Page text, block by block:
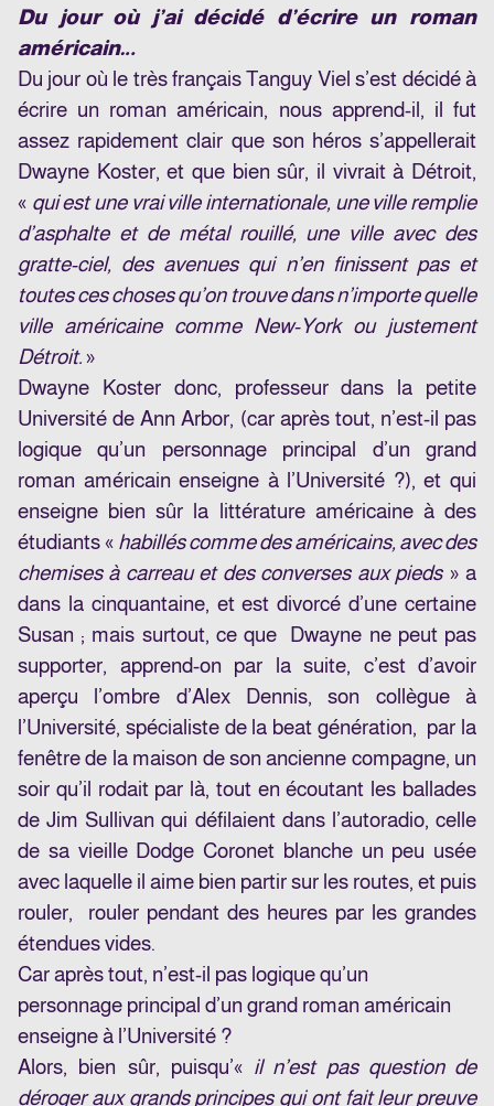
Du jour où j’ai décidé d’écrire un roman
américain…
Du jour où le très français Tanguy Viel s’est décidé à
écrire un roman américain, nous apprend-il, il fut
assez rapidement clair que son héros s’appellerait
Dwayne Koster, et que bien sûr, il vivrait à Détroit,
« qui est une vrai ville internationale, une ville remplie
d’asphalte et de métal rouillé, une ville avec des
gratte-ciel, des avenues qui n’en finissent pas et
toutes ces choses qu’on trouve dans n’importe quelle
ville américaine comme New-York ou justement
Détroit. »
Dwayne Koster donc, professeur dans la petite
Université de Ann Arbor, (car après tout, n’est-il pas
logique qu’un personnage principal d’un grand
roman américain enseigne à l’Université ?), et qui
enseigne bien sûr la littérature américaine à des
étudiants « habillés comme des américains, avec des
chemises à carreau et des converses aux pieds» a
dans la cinquantaine, et est divorcé d’une certaine
Susan ; mais surtout, ce que Dwayne ne peut pas
supporter, apprend-on par la suite, c’est d’avoir
aperçu l’ombre d’Alex Dennis, son collègue à
l’Université, spécialiste de la beat génération, par la
fenêtre de la maison de son ancienne compagne, un
soir qu’il rodait par là, tout en écoutant les ballades
de Jim Sullivan qui défilaient dans l’autoradio, celle
de sa vieille Dodge Coronet blanche un peu usée
avec laquelle il aime bien partir sur les routes, et puis
rouler, rouler pendant des heures par les grandes
étendues vides.
Car après tout, n’est-il pas logique qu’un
personnage principal d’un grand roman américain
enseigne à l’Université ?
Alors, bien sûr, puisqu’« il n’est pas question de
déroger aux grands principes qui ont fait leur preuve